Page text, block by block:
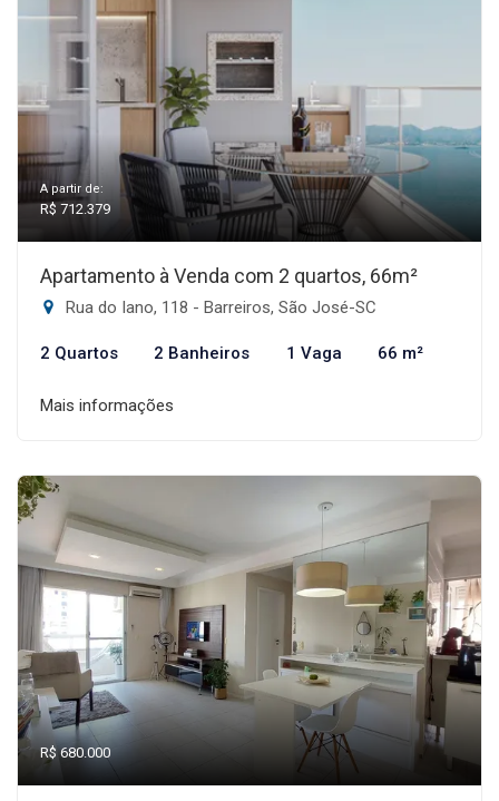
A partir de:
R$ 712.379
Apartamento à Venda com 2 quartos, 66m²
Rua do Iano, 118 - Barreiros, São José-SC
2 Quartos 2 Banheiros 1 Vaga 66 m²
Mais informações
R$ 680.000